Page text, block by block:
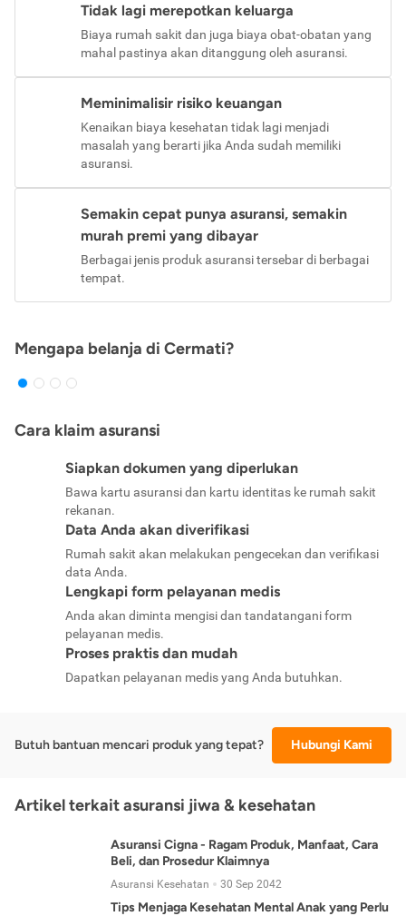
Tidak lagi merepotkan keluarga
Biaya rumah sakit dan juga biaya obat-obatan yang
mahal pastinya akan ditanggung oleh asuransi.
Meminimalisir risiko keuangan
Kenaikan biaya kesehatan tidak lagi menjadi
masalah yang berarti jika Anda sudah memiliki
asuransi.
Semakin cepat punya asuransi, semakin
murah premi yang dibayar
Berbagai jenis produk asuransi tersebar di berbagai
tempat.
Mengapa belanja di Cermati?
Cara klaim asuransi
Siapkan dokumen yang diperlukan
Bawa kartu asuransi dan kartu identitas ke rumah sakit
rekanan.
Data Anda akan diverifikasi
Rumah sakit akan melakukan pengecekan dan verifikasi
data Anda.
Lengkapi form pelayanan medis
Anda akan diminta mengisi dan tandatangani form
pelayanan medis.
Proses praktis dan mudah
Dapatkan pelayanan medis yang Anda butuhkan.
Butuh bantuan mencari produk yang tepat? Hubungi Kami
Artikel terkait asuransi jiwa & kesehatan
Asuransi Cigna - Ragam Produk, Manfaat, Cara
Beli, dan Prosedur Klaimnya
Asuransi Kesehatan 30 Sep 2042
Tips Menjaga Kesehatan Mental Anak yang Perlu